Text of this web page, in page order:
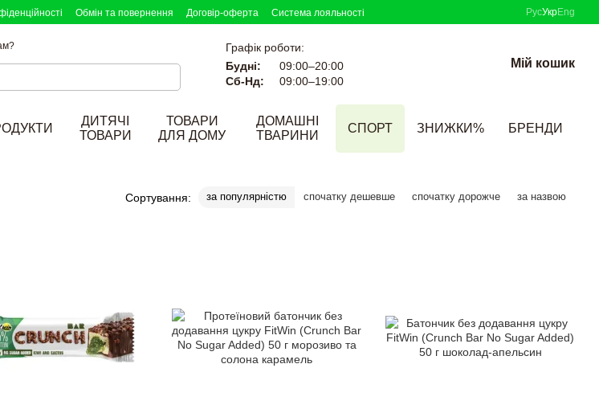
Обмін та повернення Договір-оферта
Система лояльності
РусУкрEng
Графік роботи:
Будні:
09:00–20:00
Сб-Нд:
09:00–19:00
Мій кошик
ДИТЯЧІ
ТОВАРИ
ТОВАРИ
ДЛЯ ДОМУ
ДОМАШНІ
ТВАРИНИ
СПОРТ ЗНИЖКИ% БРЕНДИ
Сортування: за популярністю спочатку дешевше спочатку дорожче за назвою